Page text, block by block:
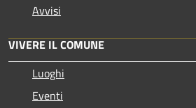
Avvisi
VIVERE IL COMUNE
Luoghi
Eventi